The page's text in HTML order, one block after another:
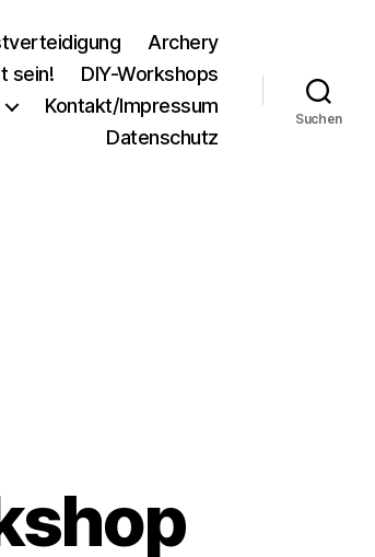
Archery
sein!
DIY-Workshops
Kontakt/Impressum
Datenschutz
Suchen